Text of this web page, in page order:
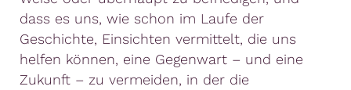
dass es uns, wie schon im Laufe der
Geschichte, Einsichten vermittelt, die uns
helfen können, eine Gegenwart – und eine
Zukunft – zu vermeiden, in der die